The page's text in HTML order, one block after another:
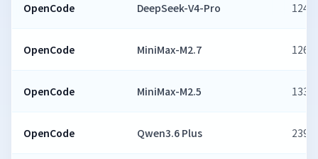
OpenCode DeepSeek-V4-Pro
OpenCode MiniMax-M2.7
OpenCode MiniMax-M2.5
OpenCode Qwen3.6 Plus